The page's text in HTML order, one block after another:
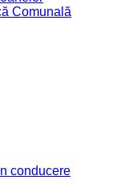
Comunală
conducere